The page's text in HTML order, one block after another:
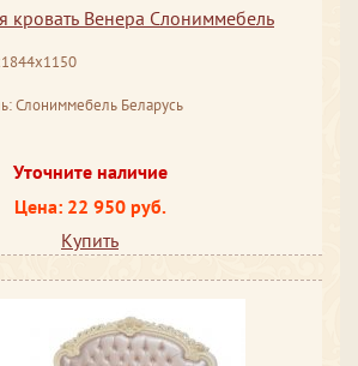
кровать Венера Слониммебель
Слониммебель Беларусь
Уточните наличие
Цена: 22 950 руб.
Купить